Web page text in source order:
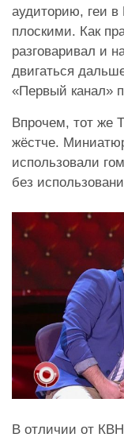
аудиторию, геи
плоскими. Как
разговаривал и
двигаться
«Первый канал»
Впрочем, тот же
жёстче.
использовали
без
В отличии от